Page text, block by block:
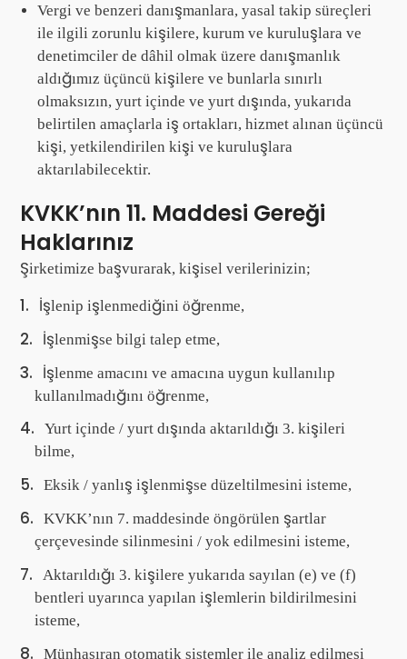
Vergi ve benzeri danışmanlara, yasal takip süreçleri
ile ilgili zorunlu kişilere, kurum ve kuruluşlara ve
denetimciler de dâhil olmak üzere danışmanlık
aldığımız üçüncü kişilere ve bunlarla sınırlı
olmaksızın, yurt içinde ve yurt dışında, yukarıda
belirtilen amaçlarla iş ortakları, hizmet alınan üçüncü
kişi, yetkilendirilen kişi ve kuruluşlara
aktarılabilecektir.
KVKK’nın 11. Maddesi Gereği
Haklarınız
Şirketimize başvurarak, kişisel verilerinizin;
İşlenip işlenmediğini öğrenme,
İşlenmişse bilgi talep etme,
İşlenme amacını ve amacına uygun kullanılıp
kullanılmadığını öğrenme,
Yurt içinde / yurt dışında aktarıldığı 3. kişileri
bilme,
Eksik / yanlış işlenmişse düzeltilmesini isteme,
KVKK’nın 7. maddesinde öngörülen şartlar
çerçevesinde silinmesini / yok edilmesini isteme,
Aktarıldığı 3. kişilere yukarıda sayılan (e) ve (f)
bentleri uyarınca yapılan işlemlerin bildirilmesini
isteme,
Münhasıran otomatik sistemler ile analiz edilmesi